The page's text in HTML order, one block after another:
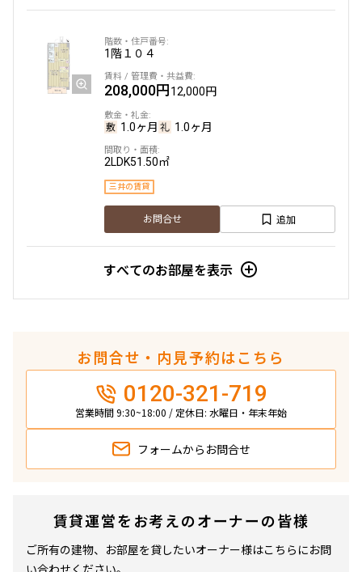
1階１０４
208,000円12,000円
1.0ヶ月 1.0ヶ月
2LDK51.50㎡
三井の賃貸
お問合せ 追加
すべてのお部屋を表示
お問合せ・内見予約はこちら
0120-321-719
営業時間 9:30~18:00 / 定休日: 水曜日・年末年始
フォームから お問合せ
賃貸運営をお考えのオーナーの皆様
ご所有の建物、お部屋を貸したいオーナー様はこちらにお問